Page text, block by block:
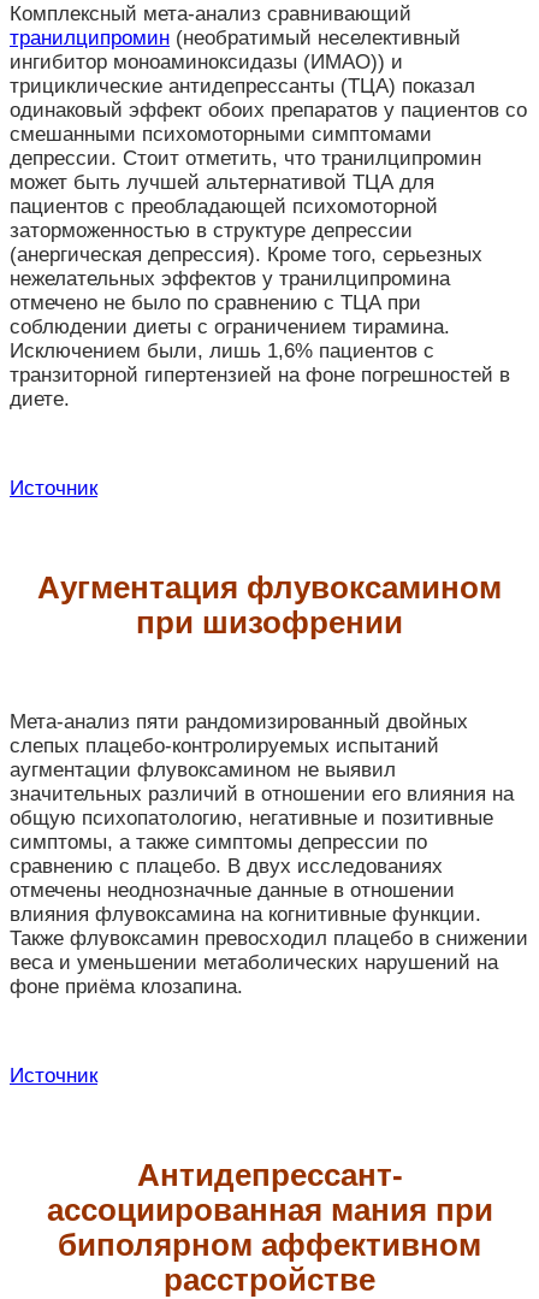
Комплексный мета-анализ сравнивающий
транилципромин (необратимый неселективный
ингибитор моноаминоксидазы (ИМАО)) и
трициклические антидепрессанты (ТЦА) показал
одинаковый эффект обоих препаратов у пациентов со
смешанными психомоторными симптомами
депрессии. Стоит отметить, что транилципромин
может быть лучшей альтернативой ТЦА для
пациентов с преобладающей психомоторной
заторможенностью в структуре депрессии
(анергическая депрессия). Кроме того, серьезных
нежелательных эффектов у транилципромина
отмечено не было по сравнению с ТЦА при
соблюдении диеты с ограничением тирамина.
Исключением были, лишь 1,6% пациентов с
транзиторной гипертензией на фоне погрешностей в
диете.
Источник
Аугментация флувоксамином
при шизофрении
Мета-анализ пяти рандомизированный двойных
слепых плацебо-контролируемых испытаний
аугментации флувоксамином не выявил
значительных различий в отношении его влияния на
общую психопатологию, негативные и позитивные
симптомы, а также симптомы депрессии по
сравнению с плацебо. В двух исследованиях
отмечены неоднозначные данные в отношении
влияния флувоксамина на когнитивные функции.
Также флувоксамин превосходил плацебо в снижении
веса и уменьшении метаболических нарушений на
фоне приёма клозапина.
Источник
Антидепрессант-
ассоциированная мания при
биполярном аффективном
расстройстве